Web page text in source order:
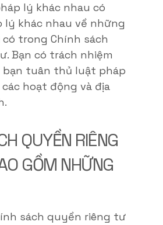
lý khác nhau có
lý khác nhau về những
trong Chính sách
Bạn có trách nhiệm
bạn tuân thủ luật pháp
hoạt động và địa
QUYỀN RIÊNG
GỒM NHỮNG
sách quyền riêng tư